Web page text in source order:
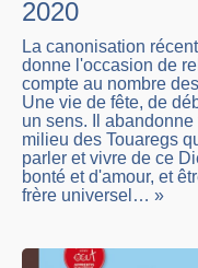
2020
La canonisation
donne l'occasion de
compte au nombre
Une vie de fête, de
un sens. Il
milieu des Touaregs
parler et vivre de ce
bonté et d'amour, et
frère universel… »